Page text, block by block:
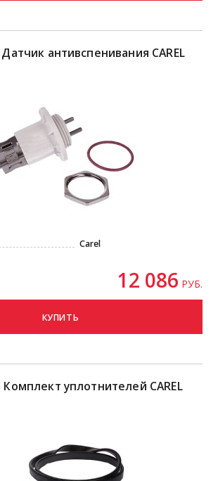
Датчик антивспенивания CAREL
Carel
12 086 РУБ.
КУПИТЬ
Комплект уплотнителей CAREL